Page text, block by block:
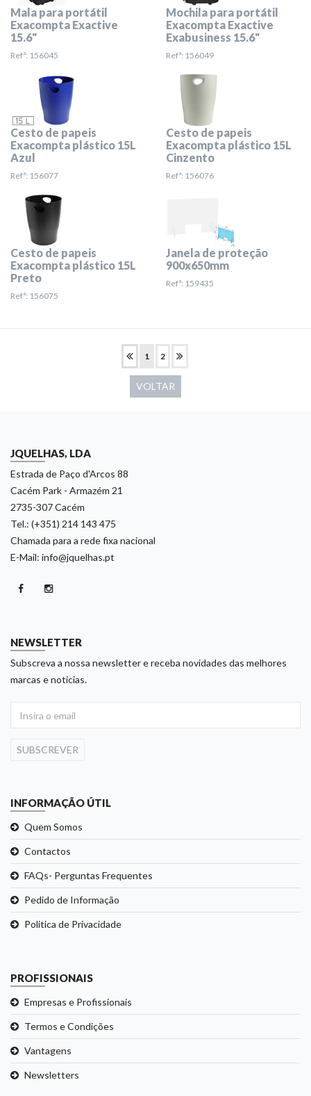
Mala para portátil
Exacompta Exactive
15.6"
Refª: 156045
Mochila para portátil
Exacompta Exactive
Exabusiness 15.6"
Refª: 156049
Cesto de papeis
Exacompta plástico 15L
Azul
Refª: 156077
Cesto de papeis
Exacompta plástico 15L
Cinzento
Refª: 156076
Cesto de papeis
Exacompta plástico 15L
Preto
Refª: 156075
Janela de proteção
900x650mm
Refª: 159435
1 2
VOLTAR
JQUELHAS, LDA
Estrada de Paço d'Arcos 88
Cacém Park - Armazém 21
2735-307 Cacém
Tel.: (+351) 214 143 475
Chamada para a rede fixa nacional
E-Mail: info@jquelhas.pt
NEWSLETTER
Subscreva a nossa newsletter e receba novidades das melhores
marcas e noticias.
SUBSCREVER
INFORMAÇÃO ÚTIL
Quem Somos
Contactos
FAQs- Perguntas Frequentes
Pedido de Informação
Politica de Privacidade
PROFISSIONAIS
Empresas e Profissionais
Termos e Condições
Vantagens
Newsletters